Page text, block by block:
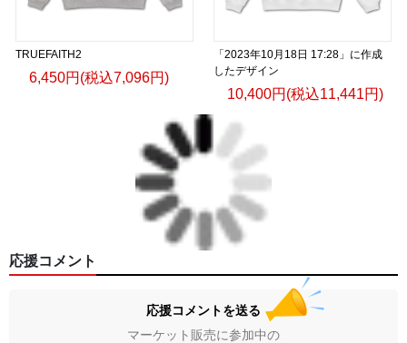
TRUEFAITH2
6,450円(税込7,096円)
「2023年10月18日 17:28」に作成
したデザイン
10,400円(税込11,441円)
応援コメント
応援コメントを送る
マーケット販売に参加中の